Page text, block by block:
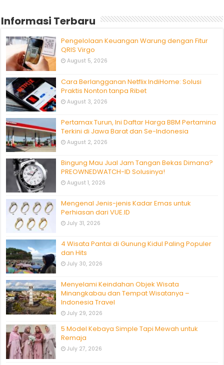
Informasi Terbaru
Pengelolaan Keuangan Warung dengan Fitur
QRIS Virgo
August 5, 2026
Cara Berlangganan Netflix IndiHome: Solusi
Praktis Nonton tanpa Ribet
August 3, 2026
Pertamax Turun, Ini Daftar Harga BBM Pertamina
Terkini di Jawa Barat dan Se-Indonesia
August 2, 2026
Bingung Mau Jual Jam Tangan Bekas Dimana?
PREOWNEDWATCH-ID Solusinya!
August 1, 2026
Mengenal Jenis-jenis Kadar Emas untuk
Perhiasan dari VUE.ID
July 31, 2026
4 Wisata Pantai di Gunung Kidul Paling Populer
dan Hits
July 30, 2026
Menyelami Keindahan Objek Wisata
Minangkabau dan Tempat Wisatanya –
Indonesia Travel
July 29, 2026
5 Model Kebaya Simple Tapi Mewah untuk
Remaja
July 27, 2026